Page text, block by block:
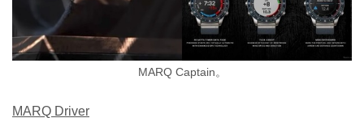
MARQ Captain。
MARQ Driver